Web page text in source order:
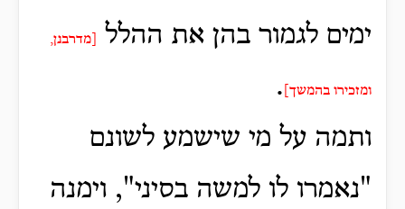
ימים לגמור בהן את ההלל
[מדרבנן,
ומזכירו בהמשך] .
ותמה על מי שישמע לשונם
"נאמרו לו למשה בסיני", וימנה